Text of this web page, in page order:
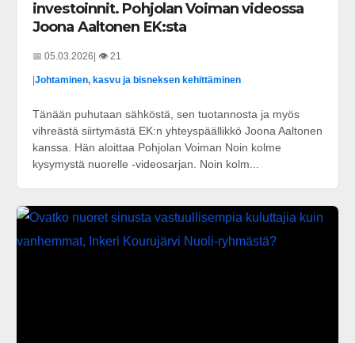
investoinnit. Pohjolan Voiman videossa
Joona Aaltonen EK:sta
📅 05.03.2026 | 👁️ 21
Johtaminen, kasvu ja bisneksen kehittäminen
Tänään puhutaan sähköstä, sen tuotannosta ja myös
vihreästä siirtymästä EK:n yhteyspäällikkö Joona Aaltonen
kanssa. Hän aloittaa Pohjolan Voiman Noin kolme
kysymystä nuorelle -videosarjan. Noin kolm...